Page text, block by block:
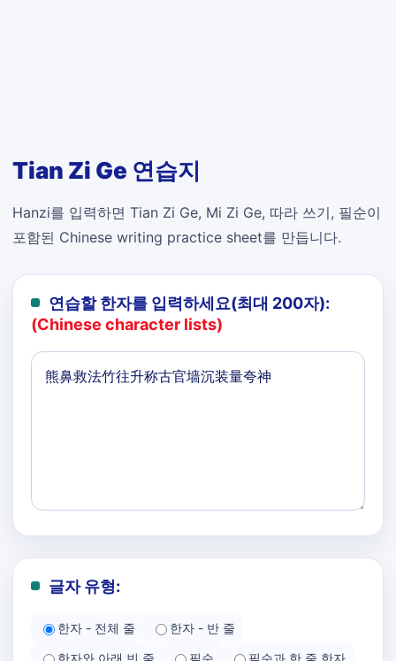
Tian Zi Ge 연습지
Hanzi를 입력하면 Tian Zi Ge, Mi Zi Ge, 따라 쓰기, 필순이
포함된 Chinese writing practice sheet를 만듭니다.
연습할 한자를 입력하세요(최대 200자):
(Chinese character lists)
글자 유형:
한자 - 전체 줄
한자 - 반 줄
한자와 아래 빈 줄
필순
필순과 한 줄 한자